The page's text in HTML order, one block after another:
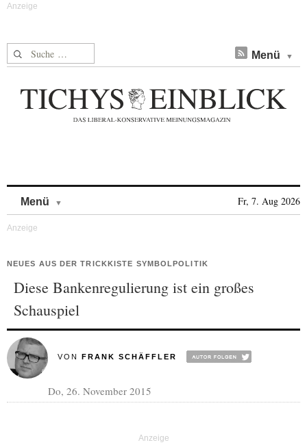
Suche nach: Menü
Menü Fr, 7. Aug 2026
NEUES AUS DER TRICKKISTE SYMBOLPOLITIK
Diese Bankenregulierung ist ein großes
Schauspiel
VON FRANK SCHÄFFLER
Do, 26. November 2015